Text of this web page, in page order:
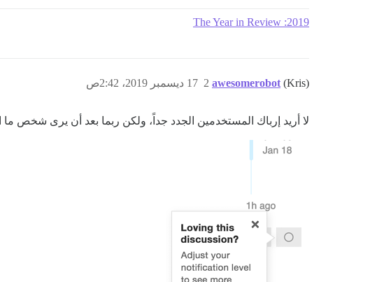
2019: The Year in Review
awesomerobot (Kris) 17 ديسمبر 2019، 2:42ص 2
لا أريد إرباك المستخدمين الجدد جداً، ولكن ربما بعد أن يرى شخص